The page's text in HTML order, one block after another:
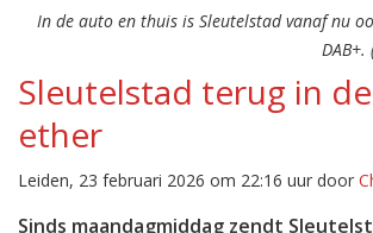
In de auto en thuis is Sleutelstad vanaf nu
Sleutelstad terug in
ether
Leiden, 23 februari 2026 om 22:16 uur door
Sinds maandagmiddag zendt